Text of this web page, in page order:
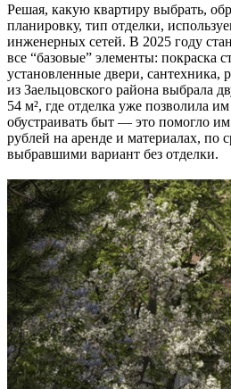
Решая, какую квартиру выбрать,
планировку, тип отделки,
инженерных сетей. В 2025 году
все “базовые” элементы: покраска
установленные двери, сантехника,
из Заельцовского района выбрала
54 м², где отделка уже позволила им
обустраивать быт — это помогло
рублей на аренде и материалах, по
выбравшими вариант без отделки.